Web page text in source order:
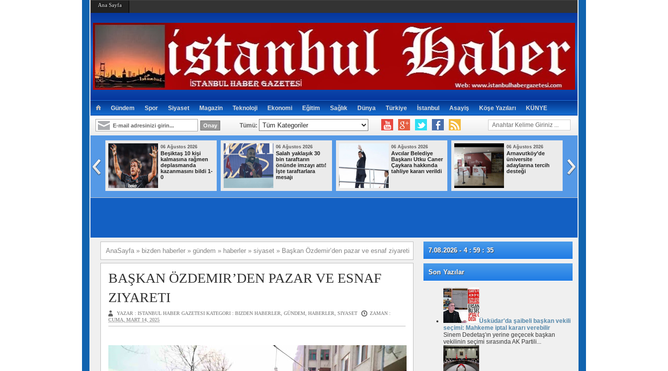
Ana Sayfa
Gündem Spor Siyaset Magazin Teknoloji Ekonomi Eğitim Sağlık Dünya Türkiye İstanbul Asayiş Köşe Yazıları KÜNYE
Tümü:
06 Ağustos 2026
Beşiktaş 10 kişi
kalmasına rağmen
deplasmanda
kazanmasını bildi 1-
0
06 Ağustos 2026
Salah yaklaşık 30
bin taraftarın
önünde imzayı attı!
İşte taraftarlara
mesajı
06 Ağustos 2026
Avcılar Belediye
Başkanı Utku Caner
Çaykara hakkında
tahliye kararı verildi
06 Ağustos 2026
Arnavutköy’de
üniversite
adaylarına tercih
desteği
AnaSayfa » bizden haberler » gündem » haberler » siyaset » Başkan Özdemir’den pazar ve esnaf ziyareti
BAŞKAN ÖZDEMIR’DEN PAZAR VE ESNAF
ZIYARETI
YAZAR : ISTANBUL HABER GAZETESI KATEGORI : BIZDEN HABERLER, GÜNDEM, HABERLER, SIYASET
ZAMAN :
CUMA, MART 14, 2025
7.08.2026 - 4 : 59 : 36
Son Yazılar
Üsküdar'da şaibeli başkan vekili
seçimi: Mahkeme iptal kararı verebilir
Sinem Dedetaş'ın yerine geçecek başkan
vekilinin seçimi sırasında AK Partili...